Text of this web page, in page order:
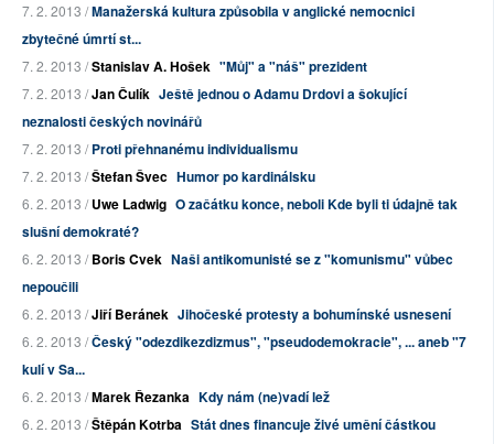
7. 2. 2013 /Manažerská kultura způsobila v anglické nemocnici
zbytečné úmrtí st...
7. 2. 2013 /Stanislav A. Hošek "Můj" a "náš" prezident
7. 2. 2013 /Jan Čulík Ještě jednou o Adamu Drdovi a šokující
neznalosti českých novinářů
7. 2. 2013 /Proti přehnanému individualismu
7. 2. 2013 /Štefan Švec Humor po kardinálsku
6. 2. 2013 /Uwe Ladwig O začátku konce, neboli Kde byli ti údajně tak
slušní demokraté?
6. 2. 2013 /Boris Cvek Naši antikomunisté se z "komunismu" vůbec
nepoučili
6. 2. 2013 /Jiří Beránek Jihočeské protesty a bohumínské usnesení
6. 2. 2013 /Český "odezdikezdizmus", "pseudodemokracie", ... aneb "7
kulí v Sa...
6. 2. 2013 /Marek Řezanka Kdy nám (ne)vadí lež
6. 2. 2013 /Štěpán Kotrba Stát dnes financuje živé umění částkou